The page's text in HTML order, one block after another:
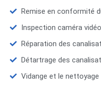
Remise en conformité
Inspection caméra
Réparation des
Détartrage des
Vidange et le nettoyage